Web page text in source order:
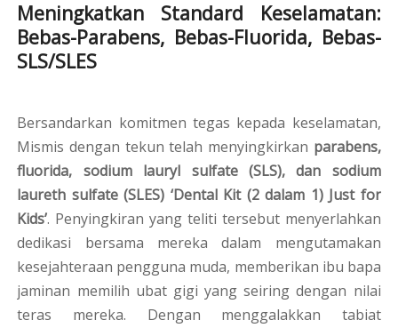
Meningkatkan Standard Keselamatan:
Bebas-Parabens, Bebas-Fluorida, Bebas-
SLS/SLES
Bersandarkan komitmen tegas kepada keselamatan,
Mismis dengan tekun telah menyingkirkan parabens,
fluorida, sodium lauryl sulfate (SLS), dan sodium
laureth sulfate (SLES) ‘Dental Kit (2 dalam 1) Just for
Kids’. Penyingkiran yang teliti tersebut menyerlahkan
dedikasi bersama mereka dalam mengutamakan
kesejahteraan pengguna muda, memberikan ibu bapa
jaminan memilih ubat gigi yang seiring dengan nilai
teras mereka. Dengan menggalakkan tabiat